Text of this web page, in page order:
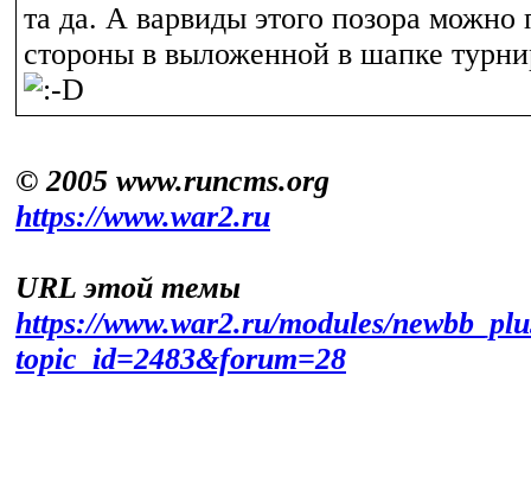
та да. А варвиды этого позора можно
стороны в выложенной в шапке
© 2005 www.runcms.org
https://www.war2.ru
URL этой темы
https://www.war2.ru/modules/
topic_id=2483&forum=28